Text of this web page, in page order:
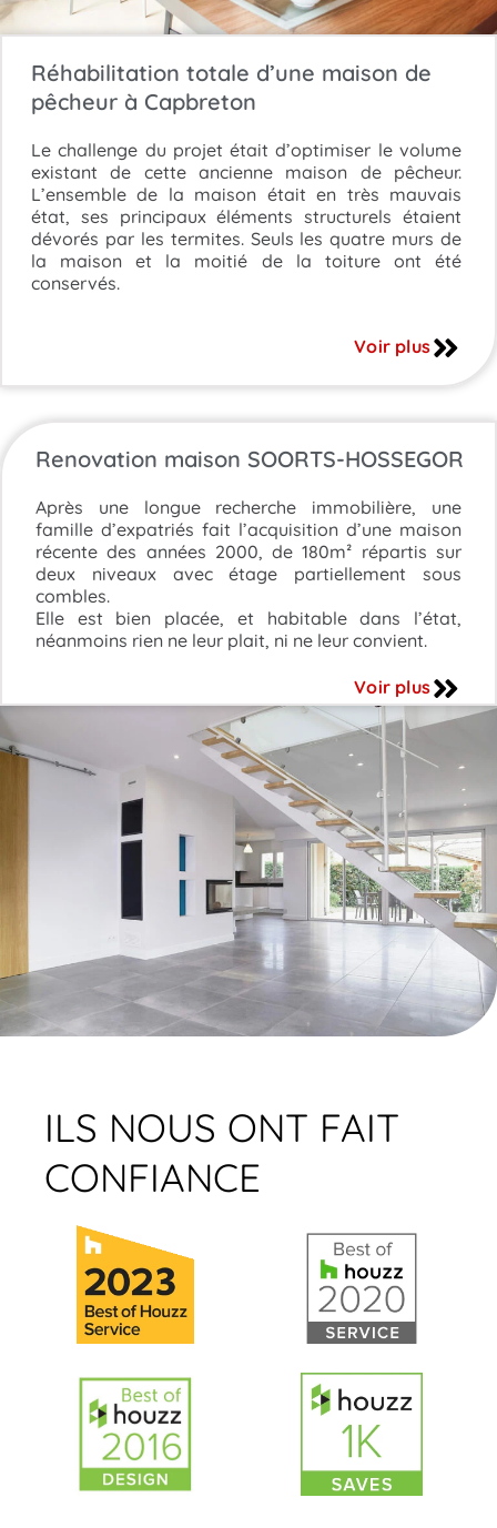
Réhabilitation totale d’une maison de
pêcheur à Capbreton
Le challenge du projet était d’optimiser le volume
existant de cette ancienne maison de pêcheur.
L’ensemble de la maison était en très mauvais
état, ses principaux éléments structurels étaient
dévorés par les termites. Seuls les quatre murs de
la maison et la moitié de la toiture ont été
conservés.
Voir plus
Renovation maison SOORTS-HOSSEGOR
Après une longue recherche immobilière, une
famille d’expatriés fait l’acquisition d’une maison
récente des années 2000, de 180m² répartis sur
deux niveaux avec étage partiellement sous
combles.
Elle est bien placée, et habitable dans l’état,
néanmoins rien ne leur plait, ni ne leur convient.
Voir plus
ILS NOUS ONT FAIT
CONFIANCE